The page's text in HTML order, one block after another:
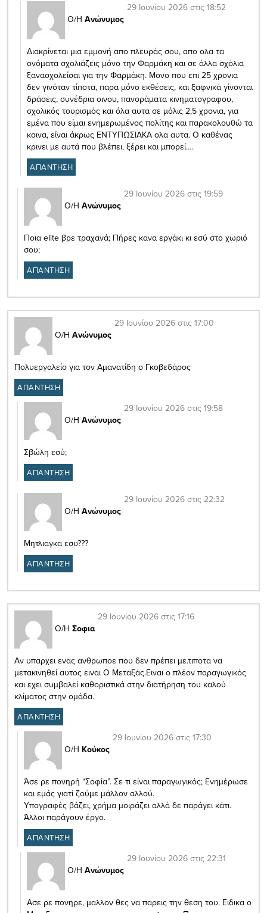
Ο/Η Ανώνυμος
29 Ιουνίου 2026 στις 18:52
Διακρίνεται μια εμμονή απο πλευράς σου, απο ολα τα
ονόματα σχολιάζεις μόνο την Φαρμάκη και σε άλλα σχόλια
ξανασχολείσαι για την Φαρμάκη. Μονο που επι 25 χρονια
δεν γινόταν τίποτα, παρα μόνο εκθέσεις, και ξαφνικά γίνονται
δράσεις, συνέδρια οινου, πανοράματα κινηματογραφου,
σχολικός τουρισμός και όλα αυτα σε μόλις 2,5 χρονια, για
εμένα που είμαι ενημερωμένος πολίτης και παρακολουθώ τα
κοινα, είναι άκρως ΕΝΤΥΠΩΣΙΑΚΑ ολα αυτα. Ο καθένας
κρινει με αυτά που βλέπει, ξέρει και μπορεί….
ΑΠΑΝΤΗΣΗ
Ο/Η Ανώνυμος
29 Ιουνίου 2026 στις 19:59
Ποια elite βρε τραχανά; Πήρες κανα εργάκι κι εσύ στο χωριό
σου;
ΑΠΑΝΤΗΣΗ
Ο/Η Ανώνυμος
29 Ιουνίου 2026 στις 17:00
Πολυεργαλείο για τον Αμανατίδη ο Γκοβεδάρος
ΑΠΑΝΤΗΣΗ
Ο/Η Ανώνυμος
29 Ιουνίου 2026 στις 19:58
Σβώλη εσύ;
ΑΠΑΝΤΗΣΗ
Ο/Η Ανώνυμος
29 Ιουνίου 2026 στις 22:32
Μητλιαγκα εσυ???
ΑΠΑΝΤΗΣΗ
Ο/Η Σοφια
29 Ιουνίου 2026 στις 17:16
Αν υπαρχει ενας ανθρωποε που δεν πρέπει με.τιποτα να
μετακινηθεί αυτος ειναι Ο Μεταξάς.Ειναι ο πλέον παραγωγικός
και εχει συμβαλεί καθοριστικά στην διατήρηση του καλού
κλίματος στην ομάδα.
ΑΠΑΝΤΗΣΗ
Ο/Η Κούκος
29 Ιουνίου 2026 στις 17:30
Άσε ρε πονηρή “Σοφία”. Σε τι είναι παραγωγικός; Ενημέρωσε
και εμάς γιατί ζούμε μάλλον αλλού.
Υπογραφές βάζει, χρήμα μοιράζει αλλά δε παράγει κάτι.
Άλλοι παράγουν έργο.
ΑΠΑΝΤΗΣΗ
Ο/Η Ανώνυμος
29 Ιουνίου 2026 στις 22:31
Ασε ρε πονηρε, μαλλον θες να παρεις την θεση του. Ειδικα ο